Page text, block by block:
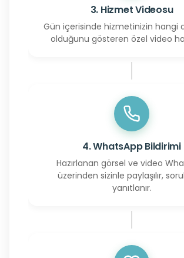
3. Hizmet Videosu
Gün içerisinde hizmetinizin hangi
olduğunu gösteren özel video
4. WhatsApp Bildirimi
Hazırlanan görsel ve video
üzerinden sizinle paylaşılır,
yanıtlanır.